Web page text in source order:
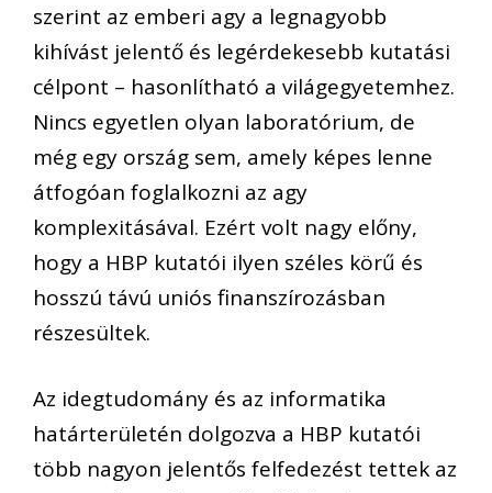
szerint az emberi agy a legnagyobb
kihívást jelentő és legérdekesebb kutatási
célpont – hasonlítható a világegyetemhez.
Nincs egyetlen olyan laboratórium, de
még egy ország sem, amely képes lenne
átfogóan foglalkozni az agy
komplexitásával. Ezért volt nagy előny,
hogy a HBP kutatói ilyen széles körű és
hosszú távú uniós finanszírozásban
részesültek.
Az idegtudomány és az informatika
határterületén dolgozva a HBP kutatói
több nagyon jelentős felfedezést tettek az